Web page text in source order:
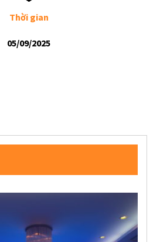
Thời gian
05/09/2025